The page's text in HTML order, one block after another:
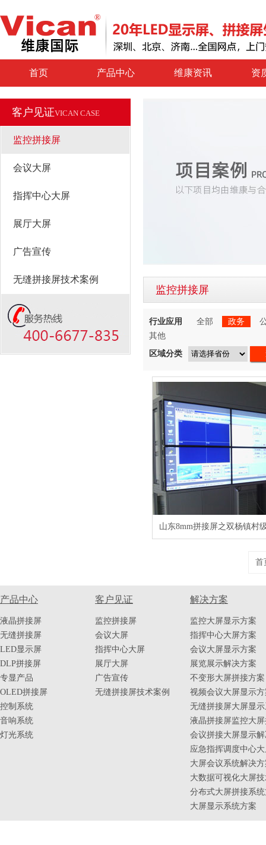
首页 产品中心 维康资讯 资
客户见证VICAN CASE
监控拼接屏
会议大屏
指挥中心大屏
展厅大屏
广告宣传
无缝拼接屏技术案例
监控拼接屏
行业应用 全部 政务
其他
区域分类
山东8mm拼接屏之双杨镇村
首
产品中心
液晶拼接屏
无缝拼接屏
LED显示屏
DLP拼接屏
专显产品
OLED拼接屏
控制系统
音响系统
灯光系统
客户见证
监控拼接屏
会议大屏
指挥中心大屏
展厅大屏
广告宣传
无缝拼接屏技术案例
解决方案
监控大屏显示方案
指挥中心大屏方案
会议大屏显示方案
展览展示解决方案
不变形大屏拼接方案
视频会议大屏显示
无缝拼接屏大屏显
液晶拼接屏监控大
会议拼接大屏显示
应急指挥调度中心
大屏会议系统解决
大数据可视化大屏
分布式大屏拼接系
大屏显示系统方案